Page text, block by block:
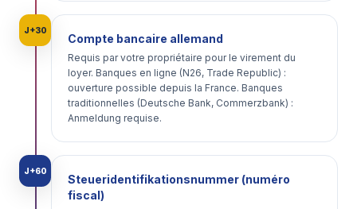
J+30
Compte bancaire allemand
Requis par votre propriétaire pour le virement du
loyer. Banques en ligne (N26, Trade Republic) :
ouverture possible depuis la France. Banques
traditionnelles (Deutsche Bank, Commerzbank) :
Anmeldung requise.
J+60
Steueridentifikationsnummer (numéro
fiscal)